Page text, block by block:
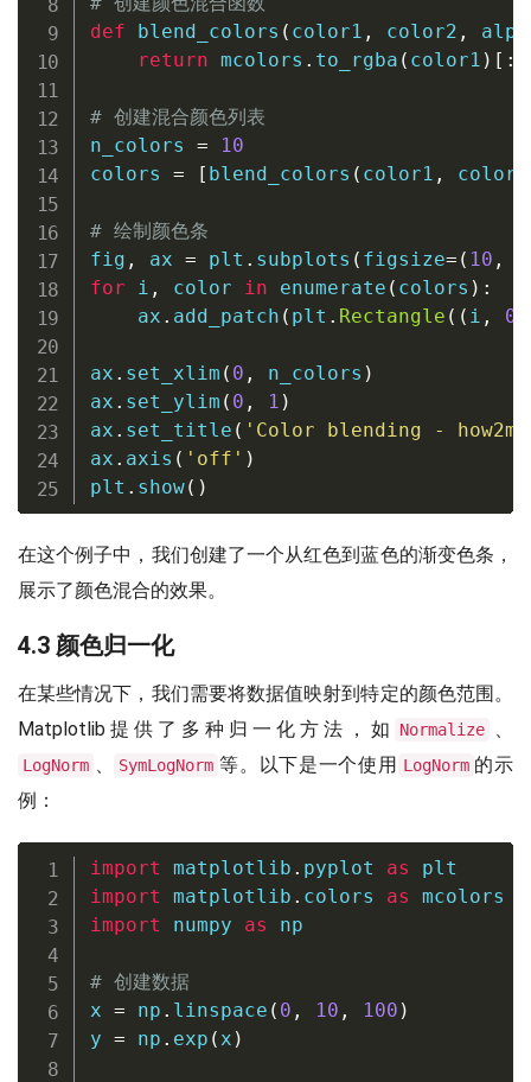
def
blend_colors ( color1 , color2 ,
return mcolors . to_rgba ( color1 ) [ :
# 创建混合颜色列表
n_colors =
10
colors = [ blend_colors ( color1 , color2
# 绘制颜色条
fig , ax = plt . subplots ( figsize= ( 10 ,
for i , color in enumerate ( colors ) :
    ax
. add_patch ( plt . Rectangle ( ( i , 0
ax . set_xlim ( 0 , n_colors )
ax . set_ylim ( 0 , 1 )
ax . set_title ( 'Color blending -
ax . axis ( 'off' )
plt . show( )
在这个例子中，我们创建了一个从红色到蓝色的渐变色条，
展示了颜色混合的效果。
4.3 颜色归一化
在某些情况下，我们需要将数据值映射到特定的颜色范围。
Matplotlib提供了多种归一化方法，如
Normalize
LogNorm SymLogNorm 等。以下是一个使用 LogNorm 的示
例：
import matplotlib . pyplot as
import matplotlib . colors as
import numpy as np
# 创建数据
x = np . linspace ( 0 , 10 , 100 )
y = np . exp ( x )